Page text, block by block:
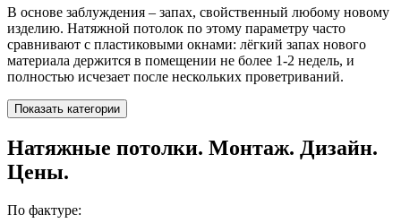
В основе заблуждения – запах, свойственный любому новому
изделию. Натяжной потолок по этому параметру часто
сравнивают с пластиковыми окнами: лёгкий запах нового
материала держится в помещении не более 1-2 недель, и
полностью исчезает после нескольких проветриваний.
Показать категории
Натяжные потолки. Монтаж. Дизайн.
Цены.
По фактуре: